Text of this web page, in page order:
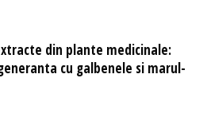
din plante medicinale:
cu galbenele si marul-